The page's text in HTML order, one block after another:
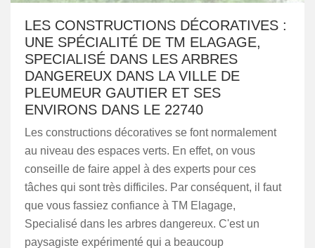
LES CONSTRUCTIONS DÉCORATIVES :
UNE SPÉCIALITÉ DE TM ELAGAGE,
SPECIALISÉ DANS LES ARBRES
DANGEREUX DANS LA VILLE DE
PLEUMEUR GAUTIER ET SES
ENVIRONS DANS LE 22740
Les constructions décoratives se font normalement
au niveau des espaces verts. En effet, on vous
conseille de faire appel à des experts pour ces
tâches qui sont très difficiles. Par conséquent, il faut
que vous fassiez confiance à TM Elagage,
Specialisé dans les arbres dangereux. C'est un
paysagiste expérimenté qui a beaucoup